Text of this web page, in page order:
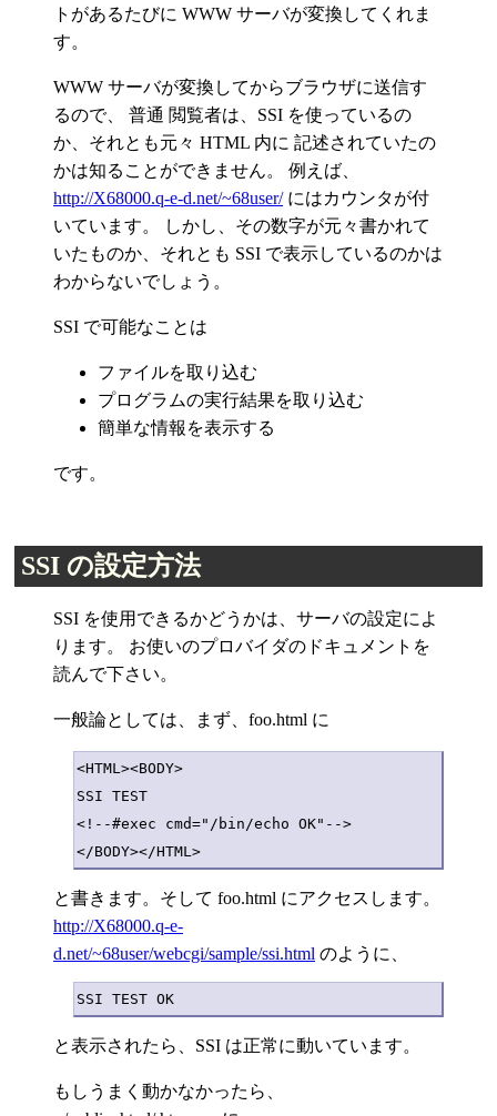
トがあるたびに WWW サーバが変換してくれま
す。
WWW サーバが変換してからブラウザに送信す
るので、 普通 閲覧者は、SSI を使っているの
か、それとも元々 HTML 内に 記述されていたの
かは知ることができません。 例えば、
http://X68000.q-e-d.net/~68user/にはカウンタが付
いています。 しかし、その数字が元々書かれて
いたものか、それとも SSI で表示しているのかは
わからないでしょう。
SSI で可能なことは
ファイルを取り込む
プログラムの実行結果を取り込む
簡単な情報を表示する
です。
SSI の設定方法
SSI を使用できるかどうかは、サーバの設定によ
ります。 お使いのプロバイダのドキュメントを
読んで下さい。
一般論としては、まず、foo.html に
<HTML><BODY>
SSI TEST
<!--#exec cmd="/bin/echo OK"-->
と書きます。そして foo.html にアクセスします。
http://X68000.q-e-
d.net/~68user/webcgi/sample/ssi.html のように、
と表示されたら、SSI は正常に動いています。
もしうまく動かなかったら、